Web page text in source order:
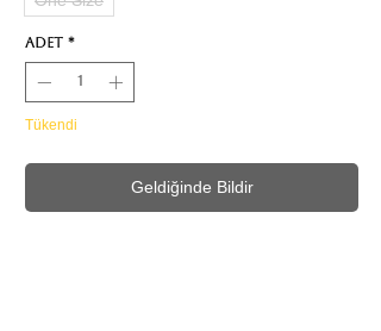
Adet *
Tükendi
Geldiğinde Bildir